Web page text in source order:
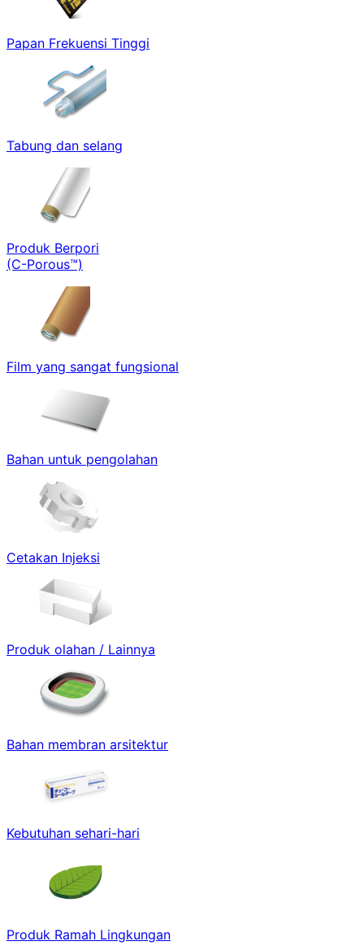
Papan Frekuensi Tinggi
Tabung dan selang
Produk Berpori
(C-Porous™)
Film yang sangat fungsional
Bahan untuk pengolahan
Cetakan Injeksi
Produk olahan / Lainnya
Bahan membran arsitektur
Kebutuhan sehari-hari
Produk Ramah Lingkungan